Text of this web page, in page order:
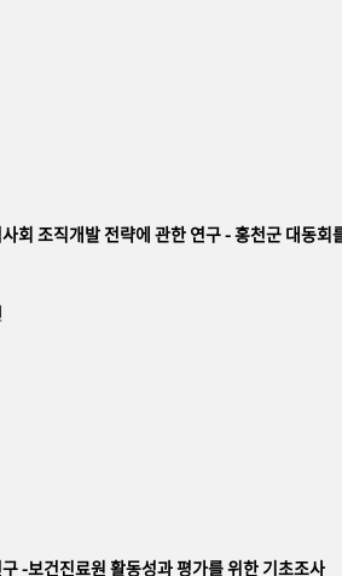
회 조직개발 전략에 관한 연구 - 홍천군 대동회
-보건진료원 활동성과 평가를 위한 기초조사